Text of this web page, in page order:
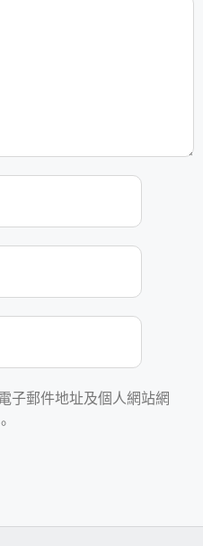
子郵件地址及個人網站網